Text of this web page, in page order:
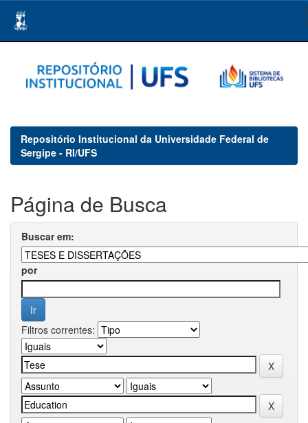
navigation
Repositório Institucional da Universidade Federal de
Sergipe - RI/UFS
Página de Busca
Buscar em:
por
Filtros correntes: